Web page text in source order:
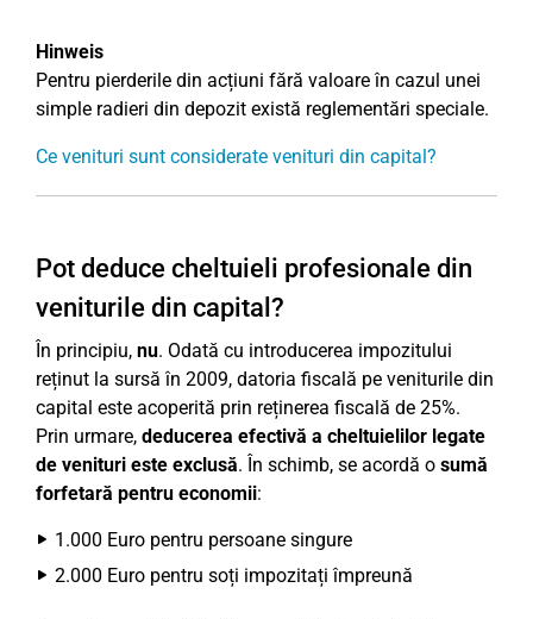
Hinweis
Pentru pierderile din acțiuni fără valoare în cazul unei
simple radieri din depozit există reglementări speciale.
Ce venituri sunt considerate venituri din capital?
Pot deduce cheltuieli profesionale din
veniturile din capital?
În principiu, nu. Odată cu introducerea impozitului
reținut la sursă în 2009, datoria fiscală pe veniturile din
capital este acoperită prin reținerea fiscală de 25%.
Prin urmare, deducerea efectivă a cheltuielilor legate
de venituri este exclusă. În schimb, se acordă o sumă
forfetară pentru economii:
1.000 Euro pentru persoane singure
2.000 Euro pentru soți impozitați împreună